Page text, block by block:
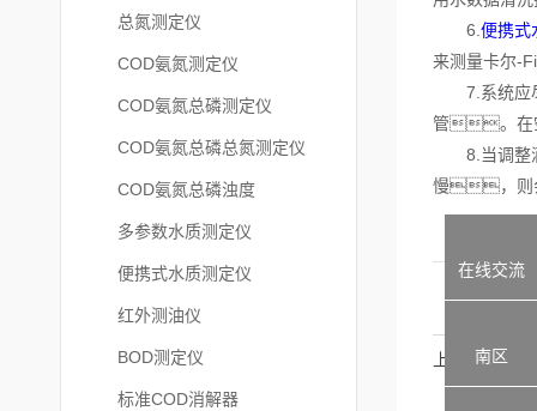
总氮测定仪
COD氨氮测定仪
COD氨氮总磷测定仪
COD氨氮总磷总氮测定仪
COD氨氮总磷浊度
多参数水质测定仪
便携式水质测定仪
红外测油仪
BOD测定仪
标准COD消解器
6. 便携式
来测量卡尔-
7.系统应尽
管。在
8.当调整
慢，则
上一篇：
在线交流
南区